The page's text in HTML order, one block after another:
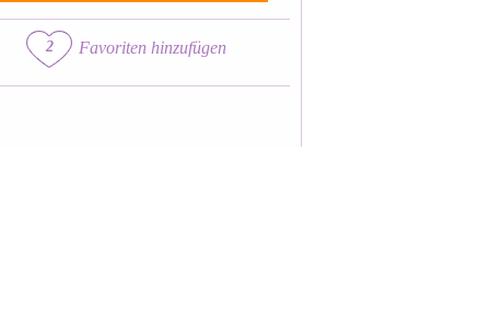
2 Favoriten hinzufügen